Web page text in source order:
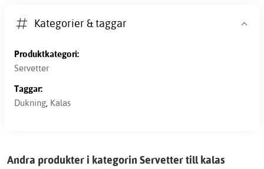
Kategorier & taggar
Produktkategori:
Servetter
Taggar:
Dukning, Kalas
Andra produkter i kategorin Servetter till kalas